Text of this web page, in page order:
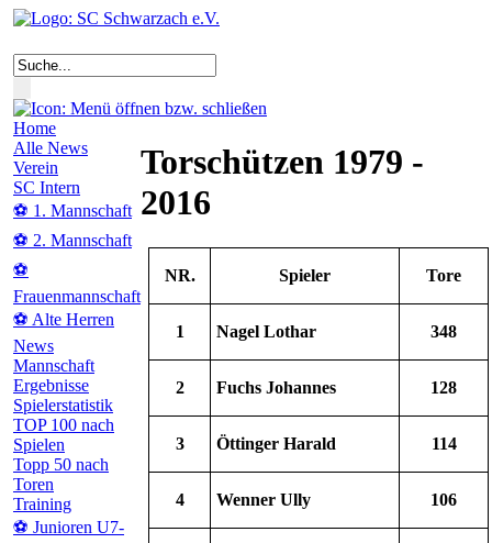
Home
Alle News
Verein
SC Intern
⚽ 1. Mannschaft
⚽ 2. Mannschaft
⚽
Frauenmannschaft
⚽ Alte Herren
News
Mannschaft
Ergebnisse
Spielerstatistik
TOP 100 nach
Spielen
Topp 50 nach
Toren
Training
⚽ Junioren U7-
Torschützen 1979 -
2016
NR. Spieler Tore
1 Nagel Lothar 348
2 Fuchs Johannes 128
3 Öttinger Harald 114
4 Wenner Ully 106